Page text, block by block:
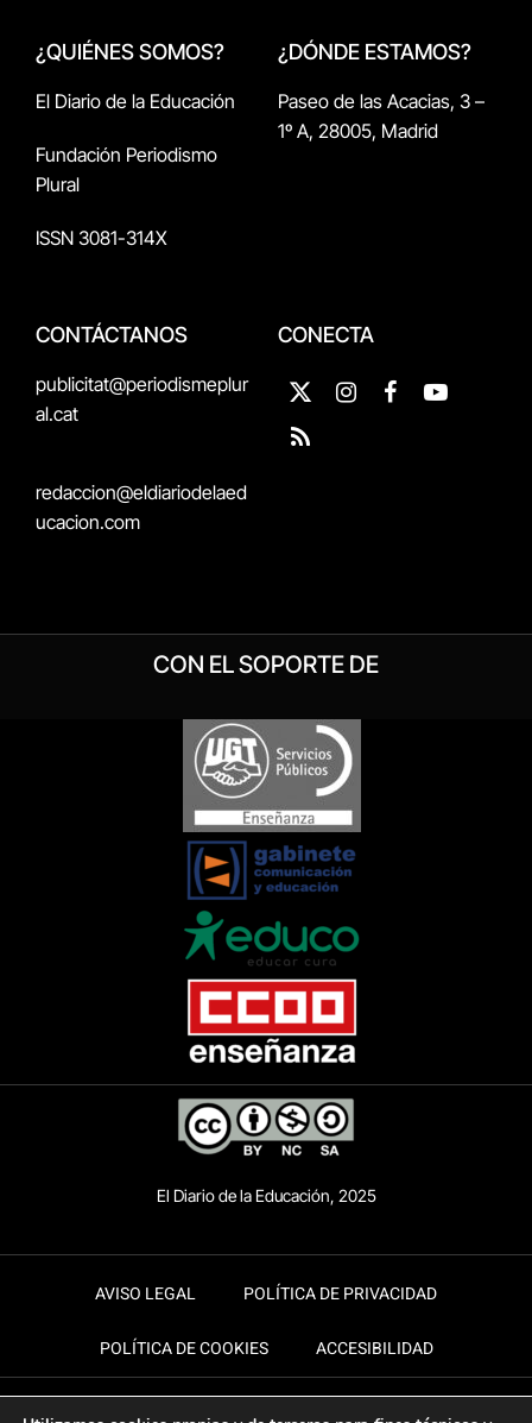
¿QUIÉNES SOMOS?
El Diario de la Educación
Fundación Periodismo
Plural
ISSN 3081-314X
¿DÓNDE ESTAMOS?
Paseo de las Acacias, 3 –
1º A, 28005, Madrid
CONTÁCTANOS
publicitat@periodismeplur
al.cat
redaccion@eldiariodelaed
ucacion.com
CONECTA
X
(Twitter)
InstagramFacebookYouTube
RSS
CON EL SOPORTE DE
El Diario de la Educación, 2025
AVISO LEGAL POLÍTICA DE PRIVACIDAD
POLÍTICA DE COOKIES ACCESIBILIDAD